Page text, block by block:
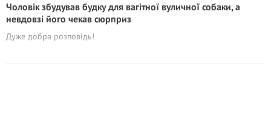
Чоловік збудував будку для вагітної вуличної собаки, а
невдовзі його чекав сюрприз
Дуже добра розповідь!